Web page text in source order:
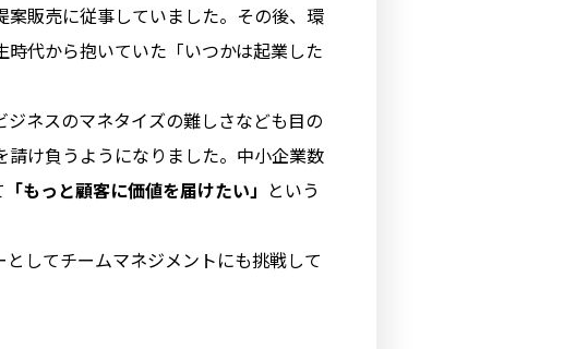
販売に従事していました。その後、環
代から抱いていた「いつかは起業した
ネスのマネタイズの難しさなども目の
け負うようになりました。中小企業数
「もっと顧客に価値を届けたい」 という
してチームマネジメントにも挑戦して